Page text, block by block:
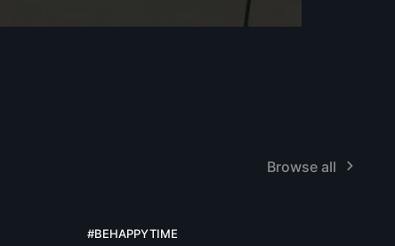
Browse all
#BEHAPPYTIME